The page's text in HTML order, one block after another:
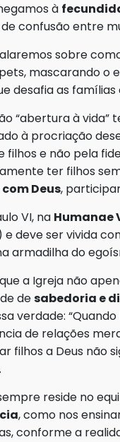
à
confusão entre
sobre
mascarando o
desafia as
“abertura à
à procriação
filhos e não pela
ter filhos
Deus,
VI, na Humanae
e deve ser vivida
armadilha do
a Igreja não
desabedoria e
verdade:
de relações
filhos a Deus não
reside no
, como nos
conforme a